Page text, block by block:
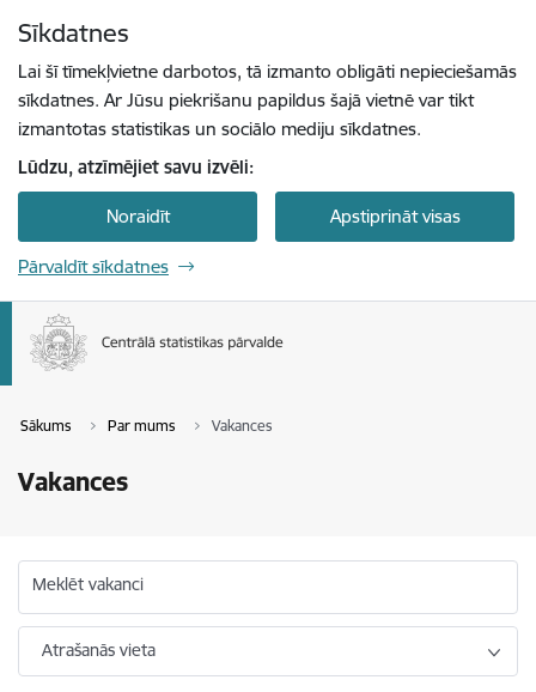
Sīkdatnes
Lai šī tīmekļvietne darbotos, tā izmanto obligāti nepieciešamās
sīkdatnes. Ar Jūsu piekrišanu papildus šajā vietnē var tikt
izmantotas statistikas un sociālo mediju sīkdatnes.
Lūdzu, atzīmējiet savu izvēli:
Noraidīt Apstiprināt visas
Pārvaldīt sīkdatnes
Sākums Par mums Vakances
Vakances
Meklēt vakanci
Atrašanās vieta